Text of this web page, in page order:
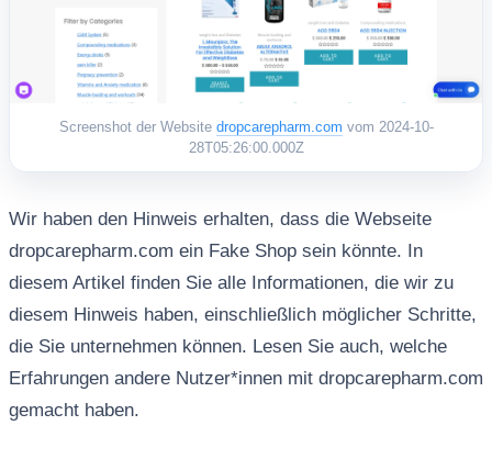
Screenshot der Website dropcarepharm.com vom 2024-10-
28T05:26:00.000Z
Wir haben den Hinweis erhalten, dass die Webseite
dropcarepharm.com ein Fake Shop sein könnte. In
diesem Artikel finden Sie alle Informationen, die wir zu
diesem Hinweis haben, einschließlich möglicher Schritte,
die Sie unternehmen können. Lesen Sie auch, welche
Erfahrungen andere Nutzer*innen mit dropcarepharm.com
gemacht haben.